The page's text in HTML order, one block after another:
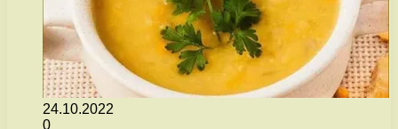
24.10.2022
0